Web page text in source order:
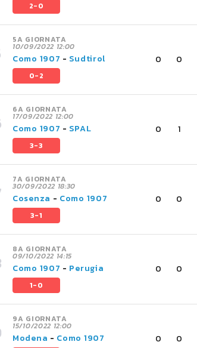
2-0
5A GIORNATA
10/09/2022 12:00
Como 1907 - Sudtirol
0-2
0 0
6A GIORNATA
17/09/2022 12:00
Como 1907 - SPAL
3-3
0 1
7A GIORNATA
30/09/2022 18:30
Cosenza - Como 1907
3-1
0 0
8A GIORNATA
09/10/2022 14:15
Como 1907 - Perugia
1-0
0 0
9A GIORNATA
15/10/2022 12:00
Modena - Como 1907 0 0